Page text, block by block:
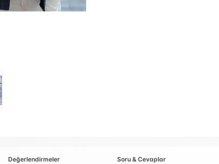
Değerlendirmeler Soru & Cevaplar